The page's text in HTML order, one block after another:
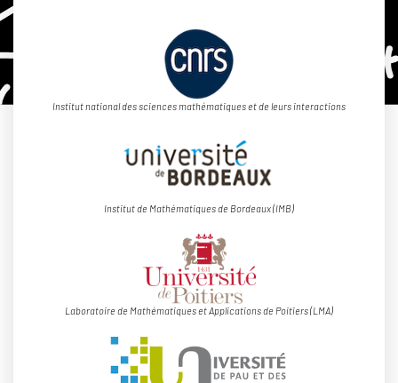
Institut national des sciences mathématiques et de leurs interactions
Institut de Mathématiques de Bordeaux (IMB)
Laboratoire de Mathématiques et Applications de Poitiers (LMA)